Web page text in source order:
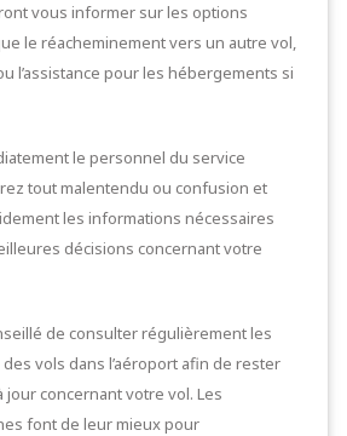
vous informer sur les options
le réacheminement vers un autre vol,
l’assistance pour les hébergements si
le personnel du service
tout malentendu ou confusion et
les informations nécessaires
décisions concernant votre
de consulter régulièrement les
des vols dans l’aéroport afin de rester
concernant votre vol. Les
font de leur mieux pour